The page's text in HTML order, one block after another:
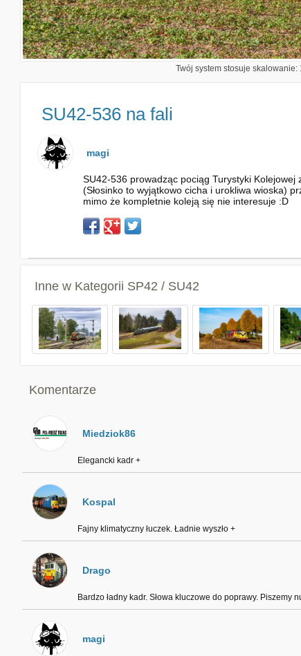
Twój system stosuje
SU42-536 na fali
magi
SU42-536 prowadząc pociąg Turystyki
(Słosinko to wyjątkowo cicha i urokliwa wioska)
mimo że kompletnie koleją się nie interesuje :D
Inne w Kategorii SP42 / SU42
Komentarze
Miedziok86
Elegancki kadr +
Kospal
Fajny klimatyczny łuczek. Ładnie wyszło +
Drago
Bardzo ładny kadr. Słowa kluczowe do poprawy. Piszemy
magi